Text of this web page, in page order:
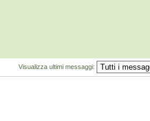
Visualizza ultimi messaggi: